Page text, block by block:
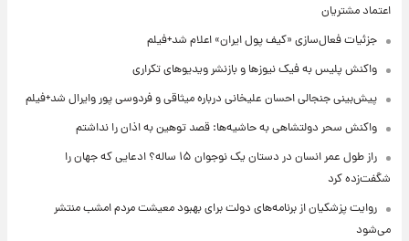
اعتماد مشتریان
جزئیات فعال‌سازی «کیف پول ایران» اعلام شد+فیلم
واکنش پلیس به فیک نیوزها و بازنشر ویدیوهای تکراری
پیش‌بینی جنجالی احسان علیخانی درباره میثاقی و فردوسی پور وایرال شد+فیلم
واکنش سحر دولتشاهی به حاشیه‌ها: قصد توهین به اذان را نداشتم
راز طول عمر انسان در دستان یک نوجوان ۱۵ ساله؟ ادعایی که جهان را
شگفت‌زده کرد
روایت پزشکیان از برنامه‌های دولت برای بهبود معیشت مردم امشب منتشر
می‌شود